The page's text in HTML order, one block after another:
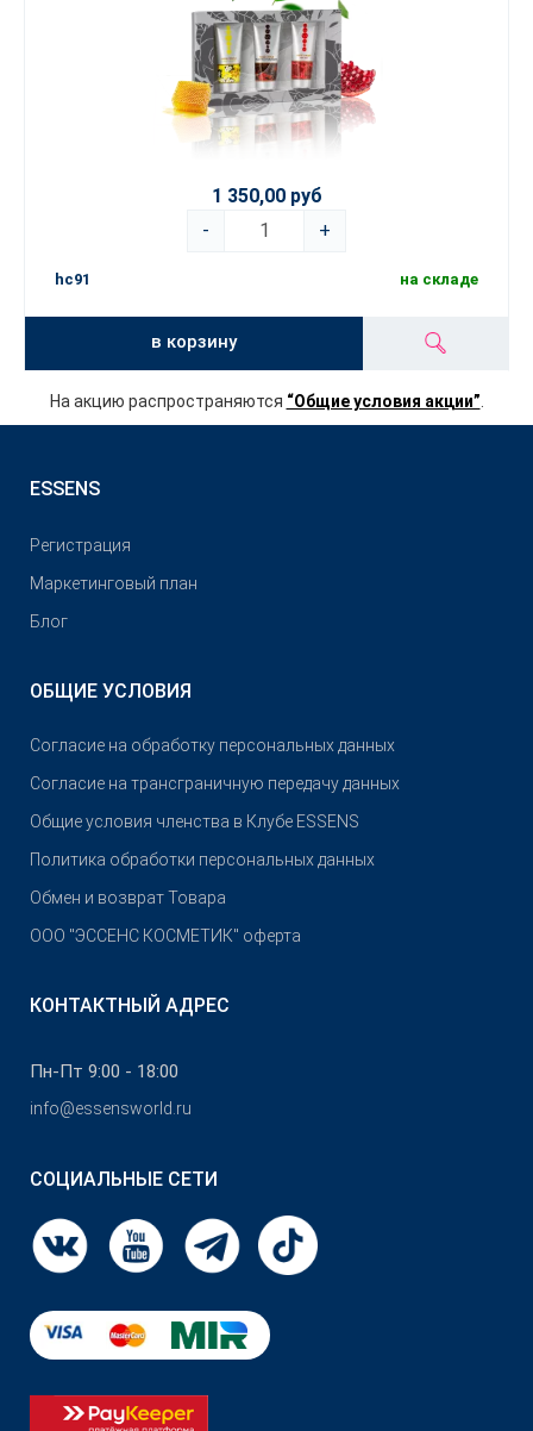
1 350,00 руб
-
+
hc91 на складе
в корзину
На акцию распространяются “Общие условия акции”
ESSENS
Pегистрация
Маркетинговый план
Блог
ОБЩИЕ УСЛОВИЯ
Согласие на обработку персональных данных
Согласие на трансграничную передачу данных
Общие условия членства в Клубе ESSENS
Политика обработки персональных данных
Обмен и возврат Товара
OOO "ЭССЕНС КОСМЕТИК" оферта
КОНТАКТНЫЙ АДРЕС
Пн-Пт 9:00 - 18:00
info@essensworld.ru
СОЦИАЛЬНЫЕ СЕТИ